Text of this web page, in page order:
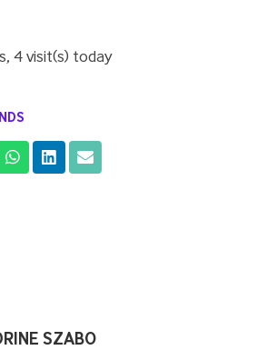
4 visit(s) today
SZABO